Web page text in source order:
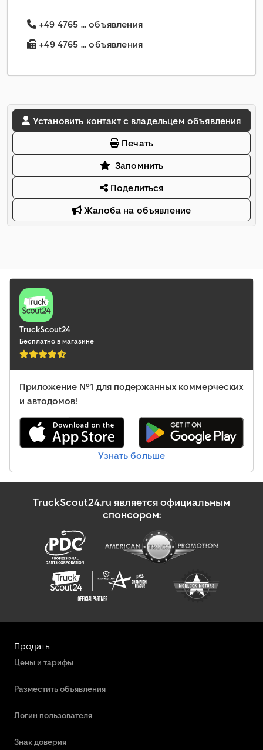
+49 4765 ... объявления
+49 4765 ... объявления
Установить контакт с владельцем объявления
Печать
Запомнить
Поделиться
Жалоба на объявление
TruckScout24
Бесплатно в магазине
Приложение №1 для подержанных коммерческих
и автодомов!
Узнать больше
TruckScout24.ru является официальным
спонсором:
Продать
Цены и тарифы
Разместить объявления
Логин пользователя
Знак доверия